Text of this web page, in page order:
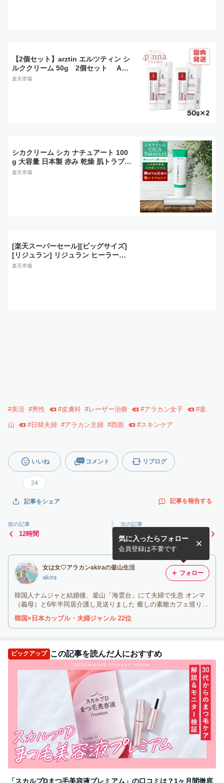
【2個セット】arztin エルツティン シ
ルククリーム 50g 2個セット ARZ
TIN リジェネレイティブシールドクリ
楽天市場
シカクリーム シカ ナチュアート 100
g 大容量 日本製 赤み 乾燥 肌トラブル
くすみ マスク荒れ 高濃度 ツボクサエ
楽天市場
[楽天スーパーセール][ビッグサイズ]
[リジュラン] リジュラン ヒーラータ
ーンオーバーアンプル 30ml x 1本(Re
楽天市場
#美活 #男性 #皮膚科 #レーザー治療 #アラカン女子 #釜
山 #日韓夫婦 #アラカン主婦 #西面 #スキンケア
いいね
24
コメント リブログ
記事をシェア 記事を報告する
前の記事
12時間
次の記事
釜山も今季初の氷点下&雪と
アタシはお料理ＤＡＹ
女は女♡アラカンakiraの釜山生活
akira
韓国人ナムジャと結婚後、釜山「海雲台」にて夫婦で生息 オンマ
（義母）と6年半同居介護し見送りました 癒しの素敵カフェ巡りが
大好物で随時発信中です モットーは、「笑う門には福来る」(* ´艸
｀)
気に入ったらフォロー
会員登録は不要です
フォロー
韓国×日本カップル・夫婦ジャンル 22位
ピックアップ この記事を読んだ人におすすめ
「スカルプDまつ毛美容液プレミアム」の口コミは？1ヶ月間徹底